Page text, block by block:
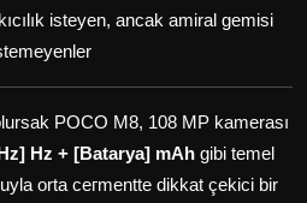
isteyen, ancak amiral gemisi
POCO M8, 108 MP kamerası
Hz + [Batarya] mAh gibi temel
orta сегmentte dikkat çekici bir